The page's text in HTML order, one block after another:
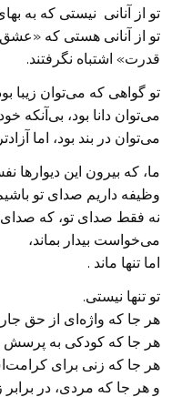
تو از آنانی نیستی که به
تو از آنانی هستی که «عشق
قدرت» اشتباه نگرفتند.
تو گواهی که می‌توان زیبا
می‌توان دانا بود، بی‌آنکه
می‌توان در بند بود، اما
ما، که بیرون این
وظیفه داریم صدای تو
نه فقط صدای تو، که
می‌خواست بیدار بماند،
اما تنها ماند .
تو تنها نیستی.
هر جا که واژه‌ای از حق
هر جا که کودکی به پرسش
هر جا که زنی برای
و هر جا که مردی، در برابر